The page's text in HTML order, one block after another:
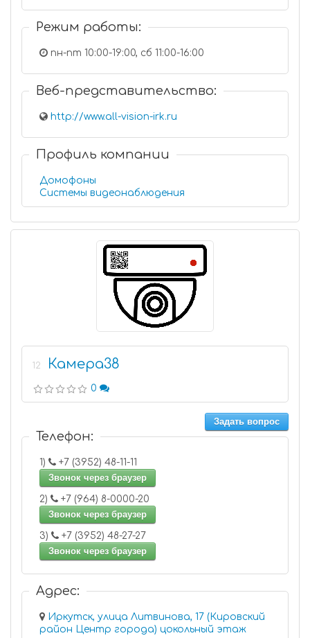
Режим работы:
пн-пт 10:00-19:00, сб 11:00-16:00
Веб-представительство:
http://www.all-vision-irk.ru
Профиль компании
Домофоны
Системы видеонаблюдения
12 Камера38
0
Задать вопрос
Телефон:
1)
+7 (3952) 48-11-11
Звонок через браузер
2)
+7 (964) 8-0000-20
Звонок через браузер
3)
+7 (3952) 48-27-27
Звонок через браузер
Адрес:
Иркутск, улица Литвинова, 17 (Кировский
район Центр города) цокольный этаж